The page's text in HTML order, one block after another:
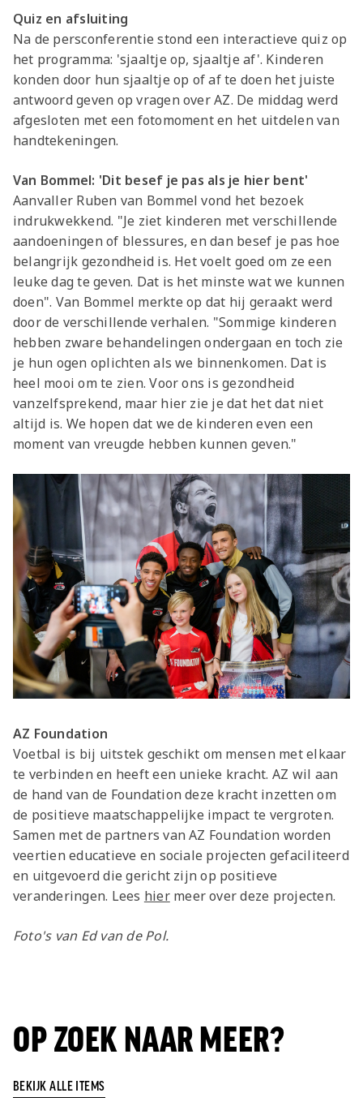
Quiz en afsluiting
Na de persconferentie stond een interactieve quiz op
het programma: 'sjaaltje op, sjaaltje af'. Kinderen
konden door hun sjaaltje op of af te doen het juiste
antwoord geven op vragen over AZ. De middag werd
afgesloten met een fotomoment en het uitdelen van
handtekeningen.
Van Bommel: 'Dit besef je pas als je hier bent'
Aanvaller Ruben van Bommel vond het bezoek
indrukwekkend. "Je ziet kinderen met verschillende
aandoeningen of blessures, en dan besef je pas hoe
belangrijk gezondheid is. Het voelt goed om ze een
leuke dag te geven. Dat is het minste wat we kunnen
doen". Van Bommel merkte op dat hij geraakt werd
door de verschillende verhalen. "Sommige kinderen
hebben zware behandelingen ondergaan en toch zie
je hun ogen oplichten als we binnenkomen. Dat is
heel mooi om te zien. Voor ons is gezondheid
vanzelfsprekend, maar hier zie je dat het dat niet
altijd is. We hopen dat we de kinderen even een
moment van vreugde hebben kunnen geven."
AZ Foundation
Voetbal is bij uitstek geschikt om mensen met elkaar
te verbinden en heeft een unieke kracht. AZ wil aan
de hand van de Foundation deze kracht inzetten om
de positieve maatschappelijke impact te vergroten.
Samen met de partners van AZ Foundation worden
veertien educatieve en sociale projecten gefaciliteerd
en uitgevoerd die gericht zijn op positieve
veranderingen. Lees hiermeer over deze projecten.
Foto's van Ed van de Pol.
OP ZOEK NAAR MEER?
BEKIJK ALLE ITEMS